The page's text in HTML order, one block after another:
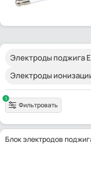
Электроды поджига
Электроды
1
Фильтровать
Блок электродов